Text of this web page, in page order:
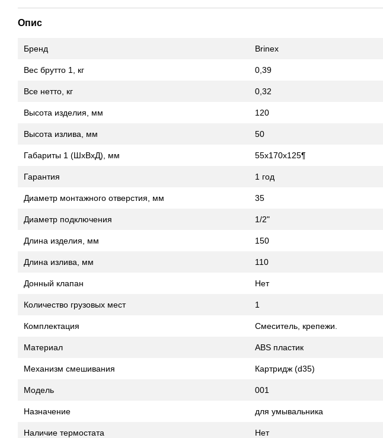
Опис
Бренд Brinex
Вес брутто 1, кг 0,39
Все нетто, кг 0,32
Высота изделия, мм 120
Высота излива, мм 50
Габариты 1 (ШхВхД), мм 55х170х125¶
Гарантия 1 год
Диаметр монтажного отверстия, мм 35
Диаметр подключения 1/2"
Длина изделия, мм 150
Длина излива, мм 110
Донный клапан Нет
Количество грузовых мест 1
Комплектация Смеситель, крепежи.
Материал ABS пластик
Механизм смешивания Картридж (d35)
Модель 001
Назначение для умывальника
Наличие термостата Нет